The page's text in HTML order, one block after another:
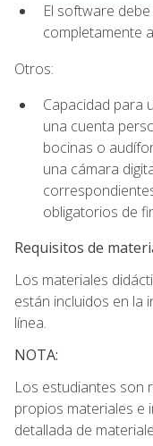
El software
completamente
Otros:
Capacidad para
una cuenta
bocinas o
una cámara
obligatorios de
Requisitos de
Los materiales
están incluidos en la
línea.
NOTA:
Los estudiantes son
propios materiales e
detallada de